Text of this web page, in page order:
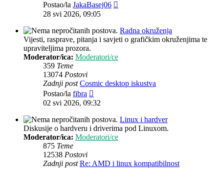
Postao/la JakaBasej06
28 svi 2026, 09:05
Radna okruženja
Vijesti, rasprave, pitanja i savjeti o grafičkim okruženjima te
upraviteljima prozora.
Moderator/ica: Moderatori/ce
359 Teme
13074 Postovi
Zadnji post Cosmic desktop iskustva
Postao/la fibra
post
02 svi 2026, 09:32
Linux i hardver
Diskusije o hardveru i driverima pod Linuxom.
Moderator/ica: Moderatori/ce
875 Teme
12538 Postovi
Zadnji post Re: AMD i linux kompatibilnost